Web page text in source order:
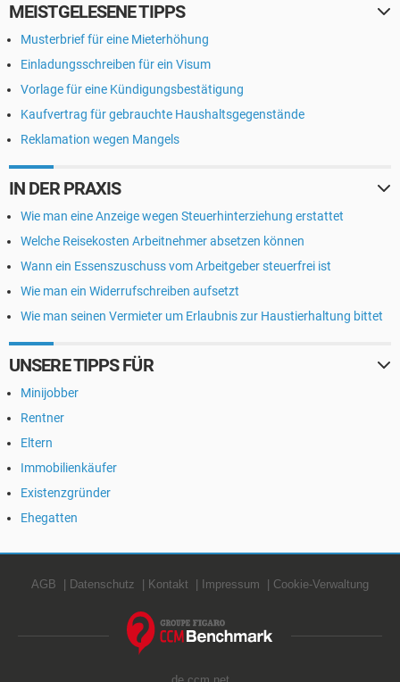
MEISTGELESENE TIPPS
Musterbrief für eine Mieterhöhung
Einladungsschreiben für ein Visum
Vorlage für eine Kündigungsbestätigung
Kaufvertrag für gebrauchte Haushaltsgegenstände
Reklamation wegen Mangels
IN DER PRAXIS
Wie man eine Anzeige wegen Steuerhinterziehung erstattet
Welche Reisekosten Arbeitnehmer absetzen können
Wann ein Essenszuschuss vom Arbeitgeber steuerfrei ist
Wie man ein Widerrufschreiben aufsetzt
Wie man seinen Vermieter um Erlaubnis zur Haustierhaltung bittet
UNSERE TIPPS FÜR
Minijobber
Rentner
Eltern
Immobilienkäufer
Existenzgründer
Ehegatten
AGB Datenschutz Kontakt Impressum Cookie-Verwaltung